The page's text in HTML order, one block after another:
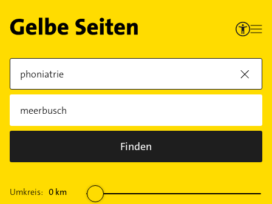
Finden
Umkreis: 0 km